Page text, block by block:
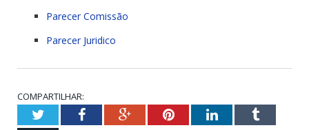
Parecer Comissão
Parecer Juridico
COMPARTILHAR:
TwitterFacebookGoogle+PinterestLinkedInTumblr